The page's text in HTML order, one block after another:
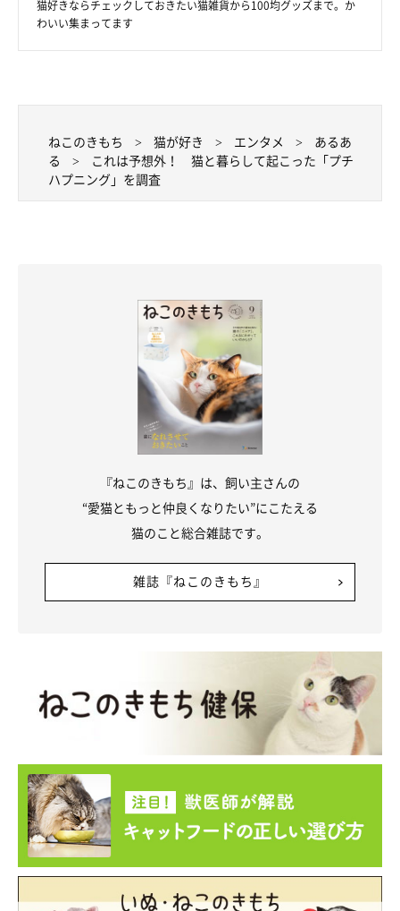
猫好きならチェックしておきたい猫雑貨から100均グッズまで。か
わいい集まってます
ねこのきもち 猫が好き エンタメ
あるあ
る
これは予想外！ 猫と暮らして起こった「プチ
ハプニング」を調査
『ねこのきもち』は、飼い主さんの
“愛猫ともっと仲良くなりたい”にこたえる
猫のこと総合雑誌です。
雑誌『ねこのきもち』